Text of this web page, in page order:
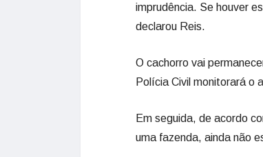
imprudência. Se houver
declarou Reis.
O cachorro vai
Polícia Civil monitorará o
Em seguida, de acordo
uma fazenda, ainda não